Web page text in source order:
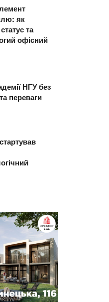
як
та
офісний
НГУ без
переваги